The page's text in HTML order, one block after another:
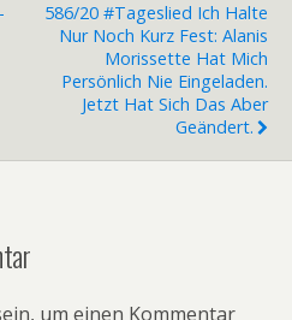
586/20 #Tageslied Ich Halte
Nur Noch Kurz Fest: Alanis
Morissette Hat Mich
Persönlich Nie Eingeladen.
Jetzt Hat Sich Das Aber
Geändert.
um einen Kommentar